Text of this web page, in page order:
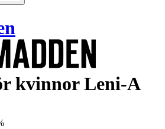
kvinnor Leni-A